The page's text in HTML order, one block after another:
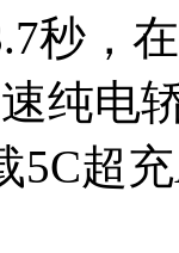
秒，
纯电
5C超